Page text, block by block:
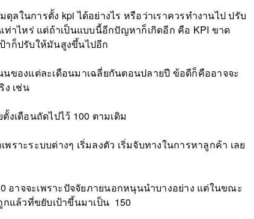
ลในการตั้ง kpi ได้อย่างไร หรือว่าเราควรทำงานไป ปรับ
ท่าไหร่ แต่ถ้าเป็นแบบนี้อีกปัญหาก็เกิดอีก คือ KPI ขาด
าก็ปรับให้มันสูงขึ้นไปอีก
ของแต่ละเดือนมาเฉลี่ยกันตอนปลายปี ข้อดีก็คืออาจจะ
ง เช่น
งเดือนถัดไปไว้ 100 ตามเดิม
พราะระบบต่างๆ เริ่มลงตัว เริ่มจับทางในการหาลูกค้า เลย
อาจจะเพราะปัจจัยภายนอกหนุนนำบางอย่าง แต่ในขณะ
กแล้วที่ขยับเป้าขึ้นมาเป็น 150